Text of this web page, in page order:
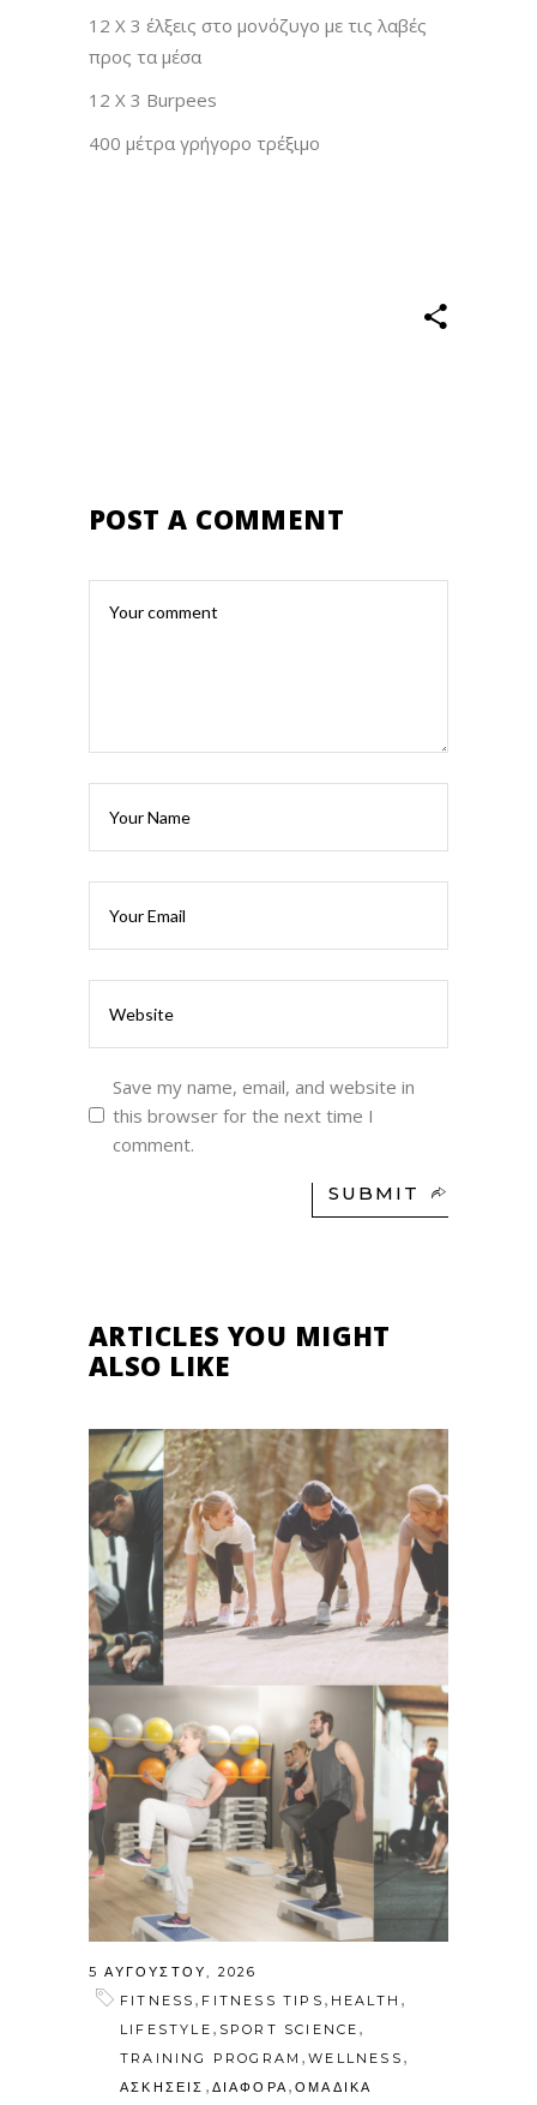
12 Χ 3 έλξεις στο μονόζυγο με τις λαβές
προς τα μέσα
12 Χ 3 Burpees
400 μέτρα γρήγορο τρέξιμο
POST A COMMENT
Save my name, email, and website in
this browser for the next time I
comment.
SUBMIT
ARTICLES YOU MIGHT
ALSO LIKE
5 ΑΥΓΟΎΣΤΟΥ, 2026
FITNESS , FITNESS TIPS , HEALTH ,
LIFESTYLE , SPORT SCIENCE ,
TRAINING PROGRAM ,WELLNESS ,
ΑΣΚΗΣΕΙΣ , ΔΙΑΦΟΡΑ ,ΟΜΑΔΙΚΑ